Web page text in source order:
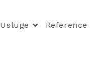
Usluge Reference